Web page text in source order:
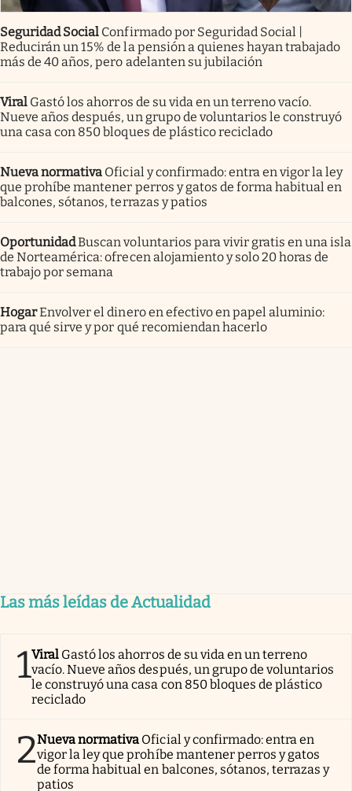
Seguridad Social Confirmado por Seguridad Social |
Reducirán un 15% de la pensión a quienes hayan trabajado
más de 40 años, pero adelanten su jubilación
Viral Gastó los ahorros de su vida en un terreno vacío.
Nueve años después, un grupo de voluntarios le construyó
una casa con 850 bloques de plástico reciclado
Nueva normativa Oficial y confirmado: entra en vigor la ley
que prohíbe mantener perros y gatos de forma habitual en
balcones, sótanos, terrazas y patios
OportunidadBuscan voluntarios para vivir gratis en una isla
de Norteamérica: ofrecen alojamiento y solo 20 horas de
trabajo por semana
HogarEnvolver el dinero en efectivo en papel aluminio:
para qué sirve y por qué recomiendan hacerlo
Las más leídas de Actualidad
1Viral Gastó los ahorros de su vida en un terreno
vacío. Nueve años después, un grupo de voluntarios
le construyó una casa con 850 bloques de plástico
reciclado
2Nueva normativa Oficial y confirmado: entra en
vigor la ley que prohíbe mantener perros y gatos
de forma habitual en balcones, sótanos, terrazas y
patios